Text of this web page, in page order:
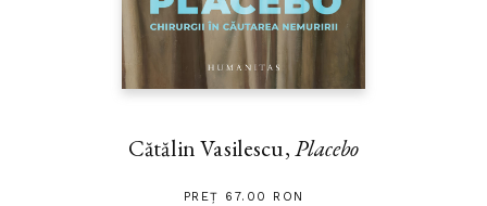
Cătălin Vasilescu,Placebo
PREȚ 67.00 RON